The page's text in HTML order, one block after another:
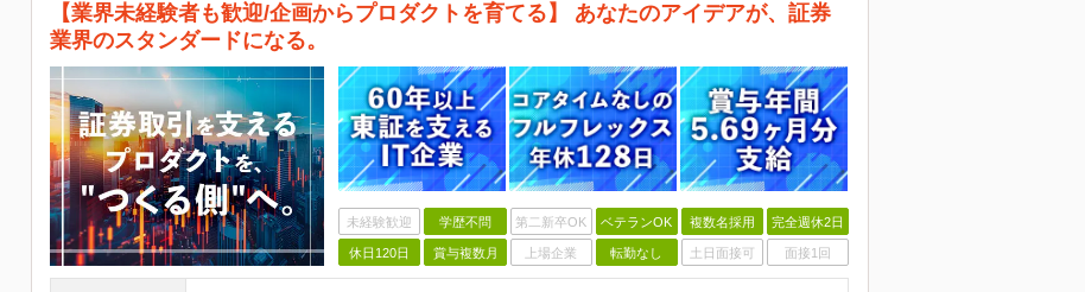
【業界未経験者も歓迎/企画からプロダクトを育てる】 あなたのアイデアが、証券
業界のスタンダードになる。
未経験歓迎 学歴不問 第二新卒OK ベテランOK 複数名採用 完全週休2日
休日120日 賞与複数月 上場企業 転勤なし 土日面接可 面接1回